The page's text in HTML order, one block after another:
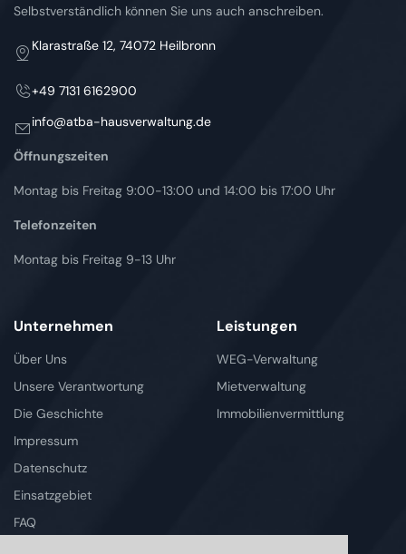
Selbstverständlich können Sie uns auch anschreiben.
Klarastraße 12, 74072 Heilbronn
+49 7131 6162900
info@atba-hausverwaltung.de
Öffnungszeiten
Montag bis Freitag 9:00-13:00 und 14:00 bis 17:00 Uhr
Telefonzeiten
Montag bis Freitag 9-13 Uhr
Unternehmen
Über Uns
Unsere Verantwortung
Die Geschichte
Impressum
Datenschutz
Einsatzgebiet
FAQ
Leistungen
WEG-Verwaltung
Mietverwaltung
Immobilienvermittlung